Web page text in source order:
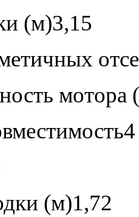
(м)3,15
мотора
4
(м)1,72